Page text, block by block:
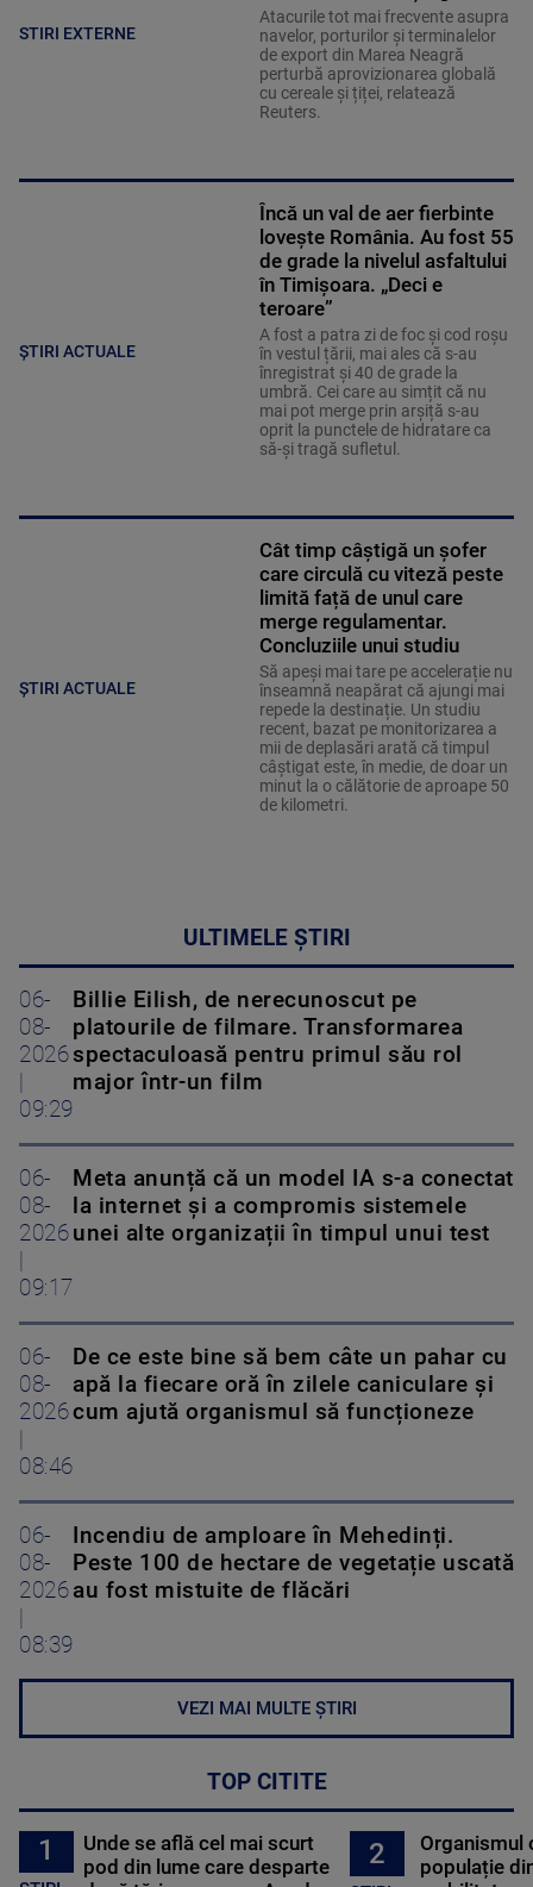
STIRI EXTERNE
Atacurile tot mai frecvente asupra
navelor, porturilor și terminalelor
de export din Marea Neagră
perturbă aprovizionarea globală
cu cereale și țiței, relatează
Reuters.
ȘTIRI ACTUALE
Încă un val de aer fierbinte
lovește România. Au fost 55
de grade la nivelul asfaltului
în Timișoara. „Deci e
teroare”
A fost a patra zi de foc și cod roșu
în vestul țării, mai ales că s-au
înregistrat și 40 de grade la
umbră. Cei care au simțit că nu
mai pot merge prin arșiță s-au
oprit la punctele de hidratare ca
să-și tragă sufletul.
ȘTIRI ACTUALE
Cât timp câștigă un șofer
care circulă cu viteză peste
limită față de unul care
merge regulamentar.
Concluziile unui studiu
Să apeși mai tare pe accelerație nu
înseamnă neapărat că ajungi mai
repede la destinație. Un studiu
recent, bazat pe monitorizarea a
mii de deplasări arată că timpul
câștigat este, în medie, de doar un
minut la o călătorie de aproape 50
de kilometri.
ULTIMELE ȘTIRI
06-
08-
2026
09:29
Billie Eilish, de nerecunoscut pe
platourile de filmare. Transformarea
spectaculoasă pentru primul său rol
major într-un film
06-
08-
2026
09:17
Meta anunță că un model IA s-a conectat
la internet și a compromis sistemele
unei alte organizații în timpul unui test
06-
08-
2026
08:46
De ce este bine să bem câte un pahar cu
apă la fiecare oră în zilele caniculare și
cum ajută organismul să funcționeze
06-
08-
2026
08:39
Incendiu de amploare în Mehedinți.
Peste 100 de hectare de vegetație uscată
au fost mistuite de flăcări
VEZI MAI MULTE ȘTIRI
TOP CITITE
1
Unde se află cel mai scurt
pod din lume care desparte
2
Organismul
populație